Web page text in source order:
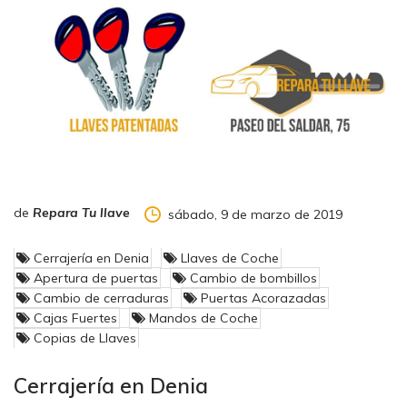
de Repara Tu llave sábado, 9 de marzo de 2019
Cerrajería en Denia
Llaves de Coche
Apertura de puertas
Cambio de bombillos
Cambio de cerraduras
Puertas Acorazadas
Cajas Fuertes
Mandos de Coche
Copias de Llaves
Cerrajería en Denia